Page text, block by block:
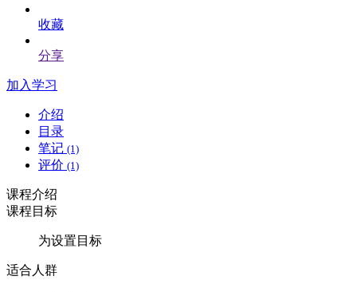
收藏
分享
加入学习
介绍
目录
笔记 (1)
评价 (1)
课程介绍
课程目标
为设置目标
适合人群